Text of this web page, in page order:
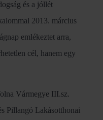
és a jóllét
2013. március
emlékeztet arra,
cél, hanem egy
Vármegye III.sz.
Pillangó Lakásotthonai